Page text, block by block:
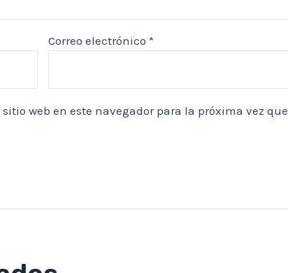
Correo electrónico*
web en este navegador para la próxima vez que